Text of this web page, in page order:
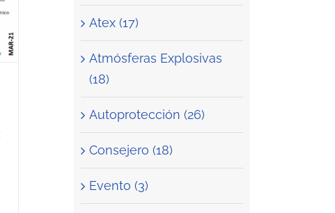
Atex (17)
Atmósferas Explosivas
(18)
Autoprotección (26)
Consejero (18)
Evento (3)